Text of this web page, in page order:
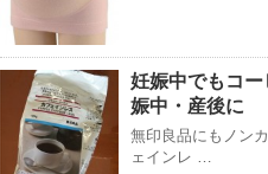
妊娠中でもコ
娠中・産後に
無印良品にもノン
ェインレ …